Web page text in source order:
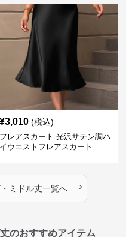
¥3,010 (税込)
フレアスカート 光沢サテン調ハ
イウエストフレアスカート
ミドル丈一覧へ ›
のおすすめアイテム